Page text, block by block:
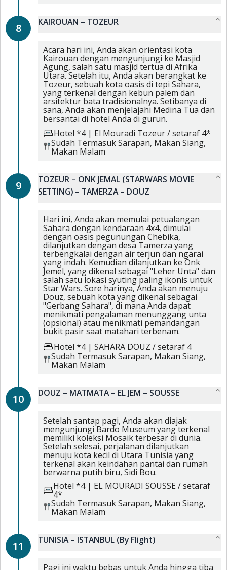
8 KAIROUAN – TOZEUR
Acara hari ini, Anda akan orientasi kota
Kairouan dengan mengunjungi ke Masjid
Agung, salah satu masjid tertua di Afrika
Utara. Setelah itu, Anda akan berangkat ke
Tozeur, sebuah kota oasis di tepi Sahara,
yang terkenal dengan kebun palem dan
arsitektur bata tradisionalnya. Setibanya di
sana, Anda akan menjelajahi Medina Tua dan
bersantai di hotel Anda di gurun.
Hotel *4| El Mouradi Tozeur / setaraf 4*
Sudah TermasukSarapan, Makan Siang,
Makan Malam
9
TOZEUR – ONK JEMAL (STARWARS MOVIE
SETTING) – TAMERZA – DOUZ
Hari ini, Anda akan memulai petualangan
Sahara dengan kendaraan 4x4, dimulai
dengan oasis pegunungan Chebika,
dilanjutkan dengan desa Tamerza yang
terbengkalai dengan air terjun dan ngarai
yang indah. Kemudian dilanjutkan ke Onk
Jemel, yang dikenal sebagai "Leher Unta" dan
salah satu lokasi syuting paling ikonis untuk
Star Wars. Sore harinya, Anda akan menuju
Douz, sebuah kota yang dikenal sebagai
"Gerbang Sahara", di mana Anda dapat
menikmati pengalaman menunggang unta
(opsional) atau menikmati pemandangan
bukit pasir saat matahari terbenam.
Hotel *4| SAHARA DOUZ / setaraf 4
Sudah TermasukSarapan, Makan Siang,
Makan Malam
10 DOUZ – MATMATA – EL JEM – SOUSSE
Setelah santap pagi, Anda akan diajak
mengunjungi Bardo Museum yang terkenal
memiliki koleksi Mosaik terbesar di dunia.
Setelah selesai, perjalanan dilanjutkan
menuju kota kecil di Utara Tunisia yang
terkenal akan keindahan pantai dan rumah
berwarna putih biru, Sidi Bou.
Hotel *4| EL MOURADI SOUSSE / setaraf
4*
Sudah TermasukSarapan, Makan Siang,
Makan Malam
11 TUNISIA – ISTANBUL (By Flight)
Pagi ini waktu bebas untuk Anda hingga tiba